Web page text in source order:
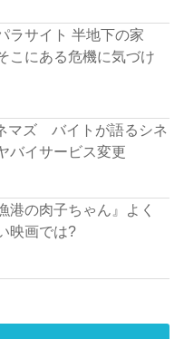
ラサイト 半地下の家
こにある危機に気づけ
マズ バイトが語るシネ
バイサービス変更
港の肉子ちゃん』よく
映画では?